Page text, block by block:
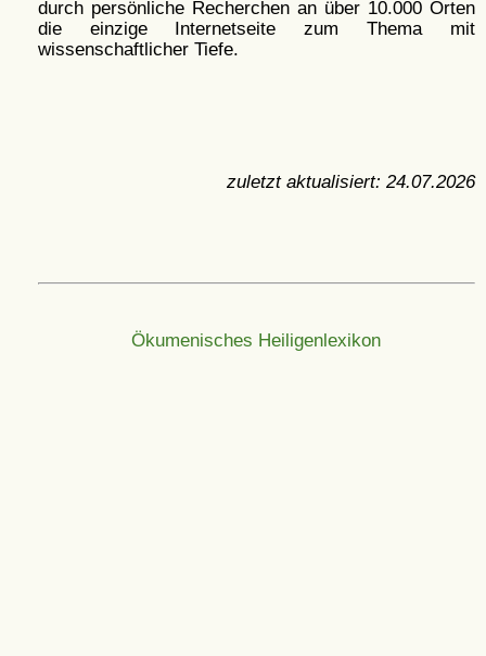
durch persönliche Recherchen an über 10.000 Orten
die einzige Internetseite zum Thema mit
wissenschaftlicher Tiefe.
zuletzt aktualisiert: 24.07.2026
Ökumenisches Heiligenlexikon